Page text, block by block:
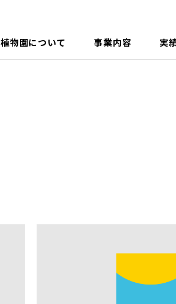
植物園について 事業内容 実